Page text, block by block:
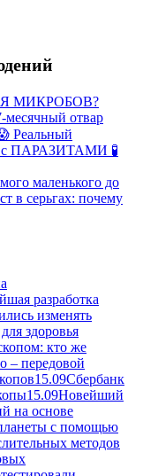
МИКРОБОВ?
месячный отвар
Реальный
с ПАРАЗИТАМИ 🧪
маленького до
в серьгах: почему
разработка
изменять
здоровья
кто же
– передовой
15.09Сбербанк
15.09Новейший
на основе
с помощью
методов